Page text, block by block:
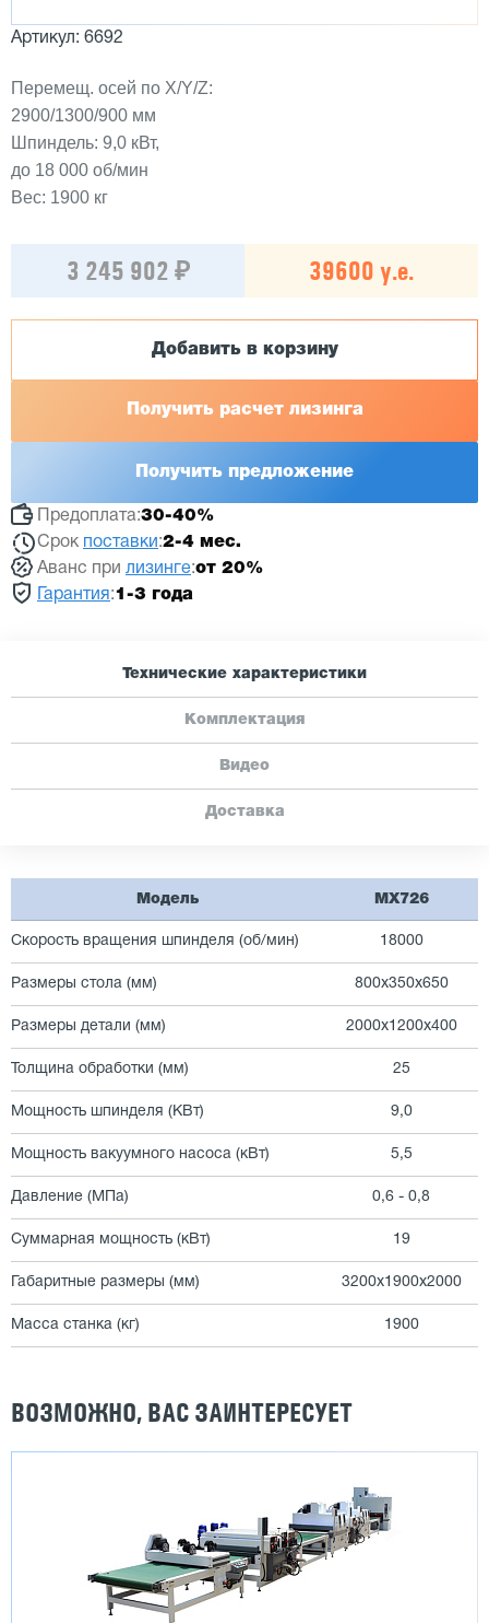
Артикул: 6692
Перемещ. осей по X/Y/Z:
2900/1300/900 мм
Шпиндель: 9,0 кВт,
до 18 000 об/мин
Вес: 1900 кг
3 245 902 ₽ 39600 у.е.
Добавить в корзину
Получить расчет лизинга
Получить предложение
Предоплата:30-40%
Срок поставки :2-4 мес.
Аванс при лизинге:от 20%
Гарантия :1-3 года
Технические характеристики
Комплектация
Видео
Доставка
Модель MX726
Скорость вращения шпинделя (об/мин) 18000
Размеры стола (мм) 800х350х650
Размеры детали (мм) 2000х1200х400
Толщина обработки (мм) 25
Мощность шпинделя (КВт) 9,0
Мощность вакуумного насоса (кВт) 5,5
Давление (МПа) 0,6 - 0,8
Суммарная мощность (кВт) 19
Габаритные размеры (мм) 3200х1900х2000
Масса станка (кг) 1900
ВОЗМОЖНО, ВАС ЗАИНТЕРЕСУЕТ